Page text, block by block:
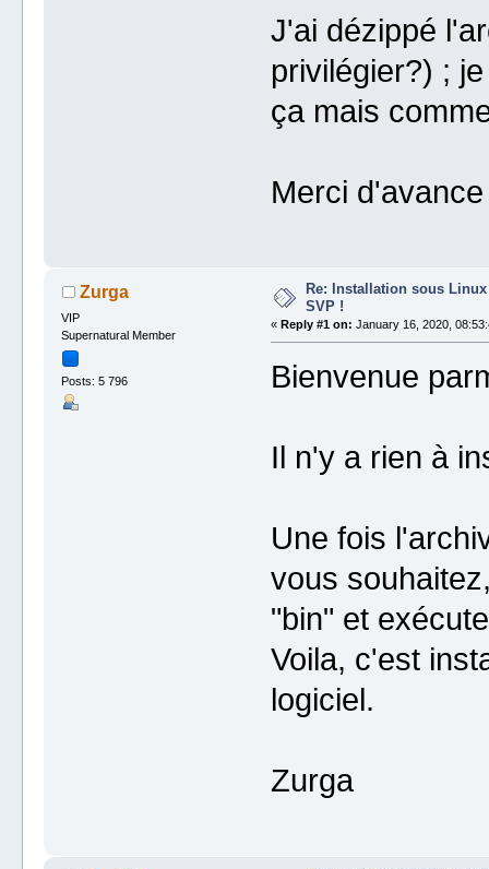
J'ai dézippé
privilégier?) ;
ça mais
Merci
Zurga
VIP
Supernatural Member
Posts: 5 796
Re: Installation sous
SVP !
« Reply #1 on: January 16, 2020,
Bienvenue
Il n'y a rien à
Une fois
vous
"bin" et
Voila, c'est
logiciel.
Zurga